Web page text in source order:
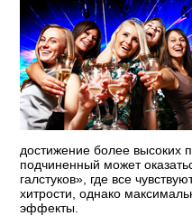
достижение более высоких
подчиненный может
галстуков», где все
хитрости, однако
эффекты.